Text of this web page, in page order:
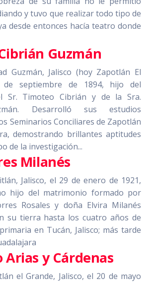
y tuvo que realizar todo tipo de
desde entonces hacía teatro donde
Guzmán
Guzmán, Jalisco (hoy Zapotlán El
septiembre de 1894, hijo del
Sr. Timoteo Cibrián y de la Sra.
Desarrolló sus estudios
Seminarios Conciliares de Zapotlán
demostrando brillantes aptitudes
de la investigación...
Milanés
Jalisco, el 29 de enero de 1921,
hijo del matrimonio formado por
Rosales y doña Elvira Milanés
su tierra hasta los cuatro años de
en Tucán, Jalisco; más tarde
Arias y Cárdenas
el Grande, Jalisco, el 20 de mayo